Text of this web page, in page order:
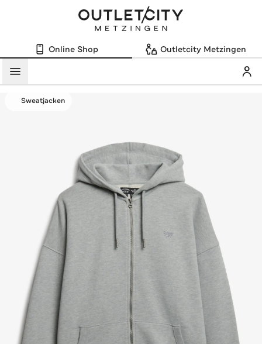
Online Shop Outletcity Metzingen
Menü
Sweatjacken